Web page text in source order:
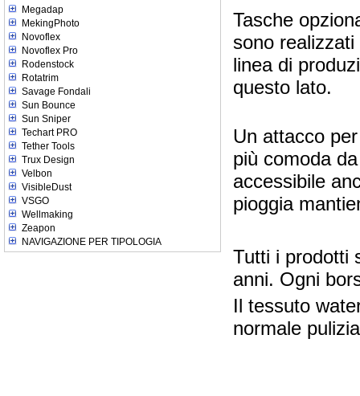
Megadap
MekingPhoto
Novoflex
Novoflex Pro
Rodenstock
Rotatrim
Savage Fondali
Sun Bounce
Sun Sniper
Techart PRO
Tether Tools
Trux Design
Velbon
VisibleDust
VSGO
Wellmaking
Zeapon
NAVIGAZIONE PER TIPOLOGIA
Tasche
sono
linea di
questo lato.
Un attacco
più comoda
accessibile
pioggia
Tutti i prodotti
anni. Ogni
Il tessuto
normale